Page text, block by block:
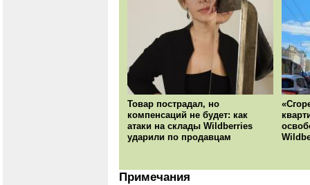
Товар пострадал, но
компенсаций не будет: как
атаки на склады Wildberries
ударили по продавцам
Примечания